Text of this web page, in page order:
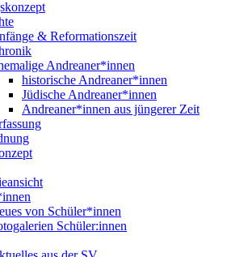
& Reformationszeit
Andreaner*innen
historische Andreaner*innen
Jüdische Andreaner*innen
Andreaner*innen aus jüngerer Zeit
von Schüler*innen
Schüler:innen